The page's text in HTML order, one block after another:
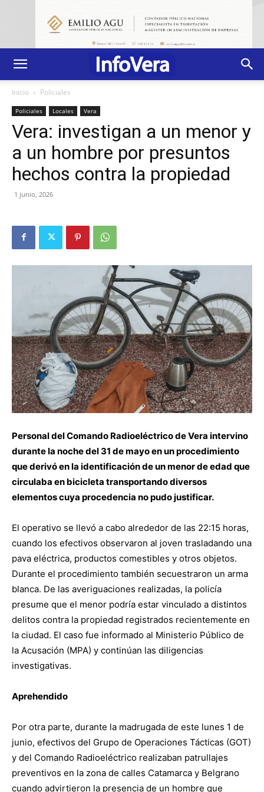
Inicio Policiales
Policiales Locales Vera
Vera: investigan a un menor y
a un hombre por presuntos
hechos contra la propiedad
1 junio, 2026
Personal del Comando Radioeléctrico de Vera intervino
durante la noche del 31 de mayo en un procedimiento
que derivó en la identificación de un menor de edad que
circulaba en bicicleta transportando diversos
elementos cuya procedencia no pudo justificar.
El operativo se llevó a cabo alrededor de las 22:15 horas,
cuando los efectivos observaron al joven trasladando una
pava eléctrica, productos comestibles y otros objetos.
Durante el procedimiento también secuestraron un arma
blanca. De las averiguaciones realizadas, la policía
presume que el menor podría estar vinculado a distintos
delitos contra la propiedad registrados recientemente en
la ciudad. El caso fue informado al Ministerio Público de
la Acusación (MPA) y continúan las diligencias
investigativas.
Aprehendido
Por otra parte, durante la madrugada de este lunes 1 de
junio, efectivos del Grupo de Operaciones Tácticas (GOT)
y del Comando Radioeléctrico realizaban patrullajes
preventivos en la zona de calles Catamarca y Belgrano
cuando advirtieron la presencia de un hombre que